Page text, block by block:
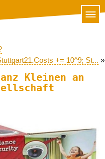
+= 10^9; St... »
Kleinen an